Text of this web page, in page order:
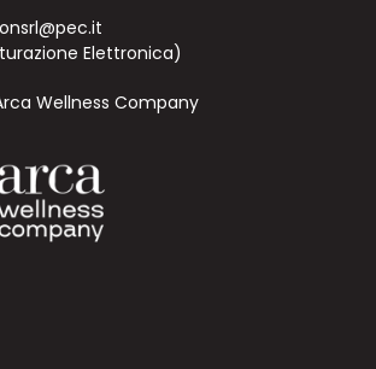
Elettronica)
Wellness Company